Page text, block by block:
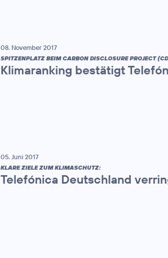
08. November 2017
SPITZENPLATZ BEIM CARBON DISCLOSURE PROJECT
Klimaranking bestätigt
05. Juni 2017
KLARE ZIELE ZUM KLIMASCHUTZ:
Telefónica Deutschland